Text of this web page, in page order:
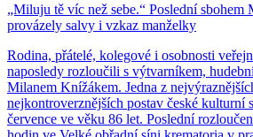
„Miluju tě víc než sebe.“ Poslední
provázely salvy i vzkaz manželky
Rodina, přátelé, kolegové i osobnosti
naposledy rozloučili s výtvarníkem,
Milanem Knížákem. Jedna z
nejkontroverznějších postav české kulturní
července ve věku 86 let. Poslední